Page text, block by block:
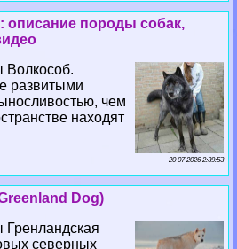
описание породы собак,
Волкособ.
развитыми
чем
находят
20 07 2026 2:39:53
Dog)
северных